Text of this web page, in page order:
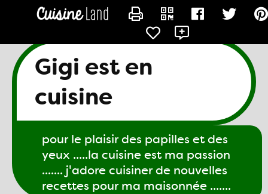
Gigi est en
cuisine
pour le plaisir des papilles et des
yeux .....la cuisine est ma passion
....... j'adore cuisiner de nouvelles
recettes pour ma maisonnée .......
CONTACTER GIGI61